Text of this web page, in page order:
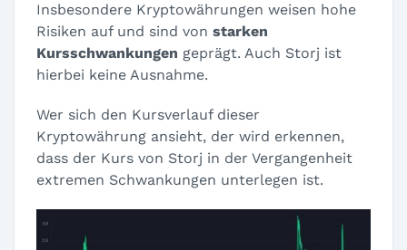
Insbesondere Kryptowährungen weisen hohe
Risiken auf und sind von starken
Kursschwankungen geprägt. Auch Storj ist
hierbei keine Ausnahme.
Wer sich den Kursverlauf dieser
Kryptowährung ansieht, der wird erkennen,
dass der Kurs von Storj in der Vergangenheit
extremen Schwankungen unterlegen ist.